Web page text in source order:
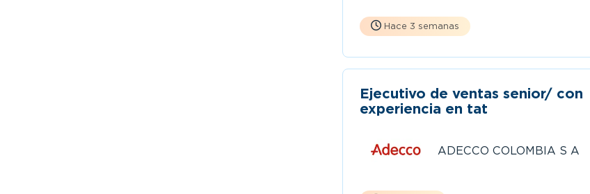
Hace 3 semanas
Ejecutivo de ventas senior/ con
experiencia en tat
ADECCO COLOMBIA S A